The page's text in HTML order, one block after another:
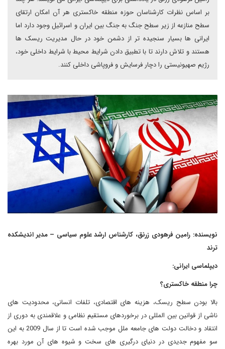
بر اساس نظرات کارشناسان حوزه منطقه خاکستری هر آن امکان ارتقای
سطح منازعه از زیر سطح جنگ به جنگ بین ایران و اسرائیل وجود دارد اما
ایرانی ها بسیار سنجیده تر از دشمن خود در حال مدیریت ریسک ها
هستند و تلاش دارند تا با تطبیق دادن شرایط محیط با شرایط داخلی خود،
رژیم صهیونیستی را دچار فرسایش و فروپاشی داخلی کنند.
نویسنده: رامین فرهودی زرنق، کارشناس ارشد علوم سیاسی – مدیر اندیشکده
ترند
دیپلماسی ایرانی:
چرا منطقه خاکستری؟
بالا بودن سطح ریسک، هزینه های اقتصادی، تلفات انسانی، محدودیت های
ناشی از قوانین بین المللی در برخوردهای مستقیم نظامی و علاقمندی به دوری از
انتقاد و دخالت دولت های جامعه ملل موجب شده است تا از سال 2009 به این
سو مفهوم جدیدی در دنیای درگیری های سخت و شیوه های آن مورد بهره